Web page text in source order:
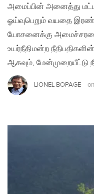
அமைப்பின் அனைத்து
ஓய்வுபெறும் வயதை
யோசனைக்கு அமைச்சரவை
உயர்நீதிமன்ற
ஆகவும், மேன்முறையீட்டு
LIONEL BOPAGE on